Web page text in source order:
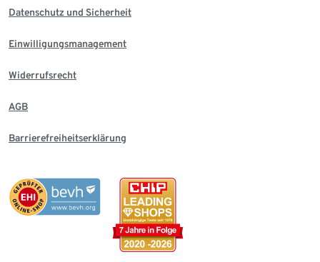
Datenschutz und Sicherheit
Einwilligungsmanagement
Widerrufsrecht
AGB
Barrierefreiheitserklärung